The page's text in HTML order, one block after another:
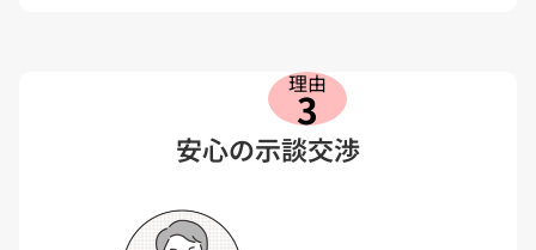
理由
3
安心の示談交渉